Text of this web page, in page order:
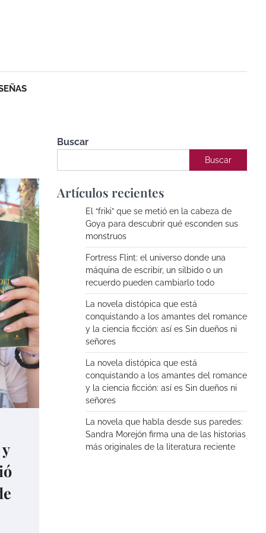
Buscar
Buscar
Artículos recientes
El “friki” que se metió en la cabeza de
Goya para descubrir qué esconden sus
monstruos
Fortress Flint: el universo donde una
máquina de escribir, un silbido o un
recuerdo pueden cambiarlo todo
La novela distópica que está
conquistando a los amantes del romance
y la ciencia ficción: así es Sin dueños ni
señores
La novela distópica que está
conquistando a los amantes del romance
y la ciencia ficción: así es Sin dueños ni
señores
La novela que habla desde sus paredes:
Sandra Morejón firma una de las historias
más originales de la literatura reciente